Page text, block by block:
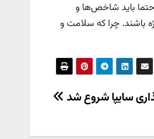
حتما باید شاخص‌ها و
باشند. چرا که سلامت و
سایپا شروع شد